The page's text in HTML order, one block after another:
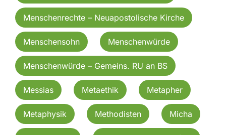
Menschenrechte – Neuapostolische Kirche
Menschensohn Menschenwürde
Menschenwürde – Gemeins. RU an BS
Messias Metaethik Metapher
Metaphysik Methodisten Micha